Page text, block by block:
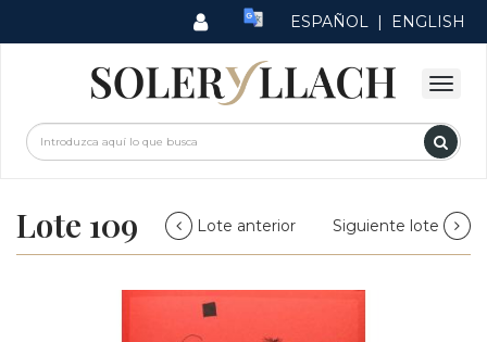
ESPAÑOL | ENGLISH
Lote 109 Lote anterior Siguiente lote